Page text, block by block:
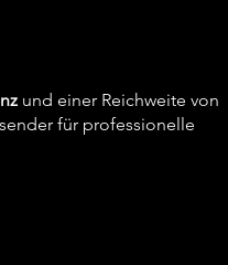
und einer Reichweite von
für professionelle